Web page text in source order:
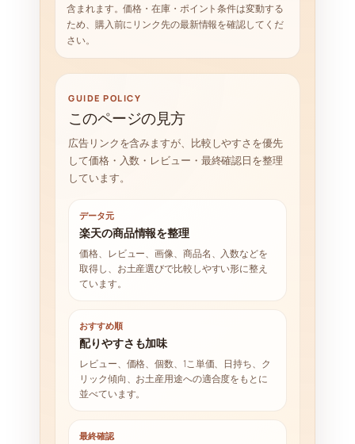
含まれます。価格・在庫・ポイント条件は変動する
ため、購入前にリンク先の最新情報を確認してくだ
さい。
GUIDE POLICY
このページの見方
広告リンクを含みますが、比較しやすさを優先
して価格・入数・レビュー・最終確認日を整理
しています。
データ元
楽天の商品情報を整理
価格、レビュー、画像、商品名、入数などを
取得し、お土産選びで比較しやすい形に整え
ています。
おすすめ順
配りやすさも加味
レビュー、価格、個数、1こ単価、日持ち、ク
リック傾向、お土産用途への適合度をもとに
並べています。
最終確認